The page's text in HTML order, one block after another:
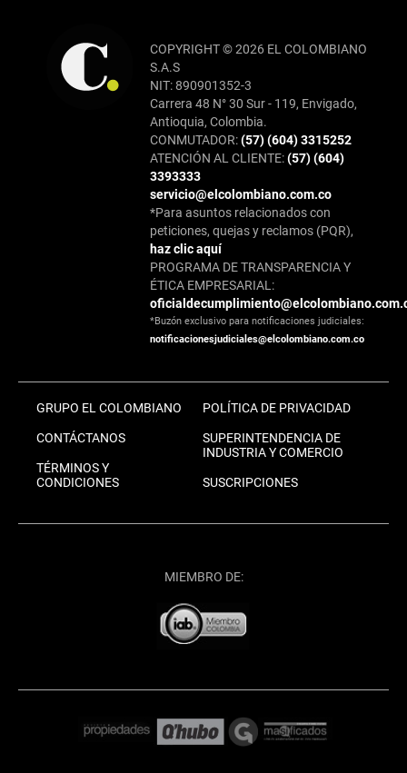
COPYRIGHT © 2026 EL COLOMBIANO
S.A.S
NIT: 890901352-3
Carrera 48 N° 30 Sur - 119, Envigado,
Antioquia, Colombia.
CONMUTADOR:(57) (604) 3315252
ATENCIÓN AL CLIENTE:(57) (604)
3393333
servicio@elcolombiano.com.co
*Para asuntos relacionados con
peticiones, quejas y reclamos (PQR),
haz clic aquí
PROGRAMA DE TRANSPARENCIA Y
ÉTICA EMPRESARIAL:
*Buzón exclusivo para notificaciones judiciales:
notificacionesjudiciales@elcolombiano.com.co
GRUPO EL COLOMBIANO
CONTÁCTANOS
TÉRMINOS Y
CONDICIONES
POLÍTICA DE PRIVACIDAD
SUPERINTENDENCIA DE
INDUSTRIA Y COMERCIO
SUSCRIPCIONES
MIEMBRO DE: